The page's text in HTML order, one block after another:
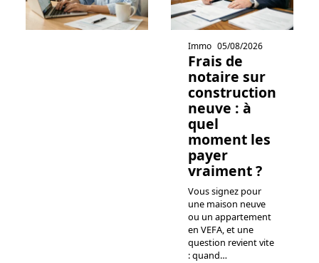
Immo 05/08/2026
Frais de
notaire sur
construction
neuve : à
quel
moment les
payer
vraiment ?
Vous signez pour
une maison neuve
ou un appartement
en VEFA, et une
question revient vite
: quand…